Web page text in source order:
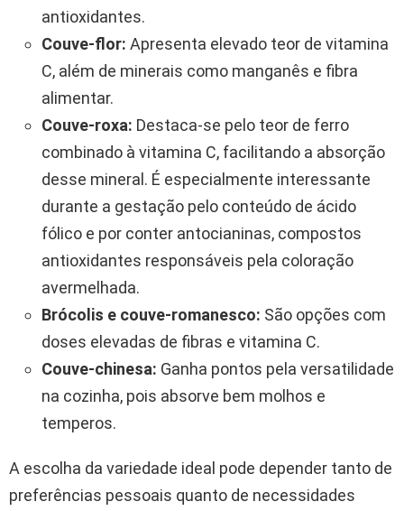
antioxidantes.
Couve-flor: Apresenta elevado teor de vitamina
C, além de minerais como manganês e fibra
alimentar.
Couve-roxa: Destaca-se pelo teor de ferro
combinado à vitamina C, facilitando a absorção
desse mineral. É especialmente interessante
durante a gestação pelo conteúdo de ácido
fólico e por conter antocianinas, compostos
antioxidantes responsáveis pela coloração
avermelhada.
Brócolis e couve-romanesco: São opções com
doses elevadas de fibras e vitamina C.
Couve-chinesa: Ganha pontos pela versatilidade
na cozinha, pois absorve bem molhos e
temperos.
A escolha da variedade ideal pode depender tanto de
preferências pessoais quanto de necessidades